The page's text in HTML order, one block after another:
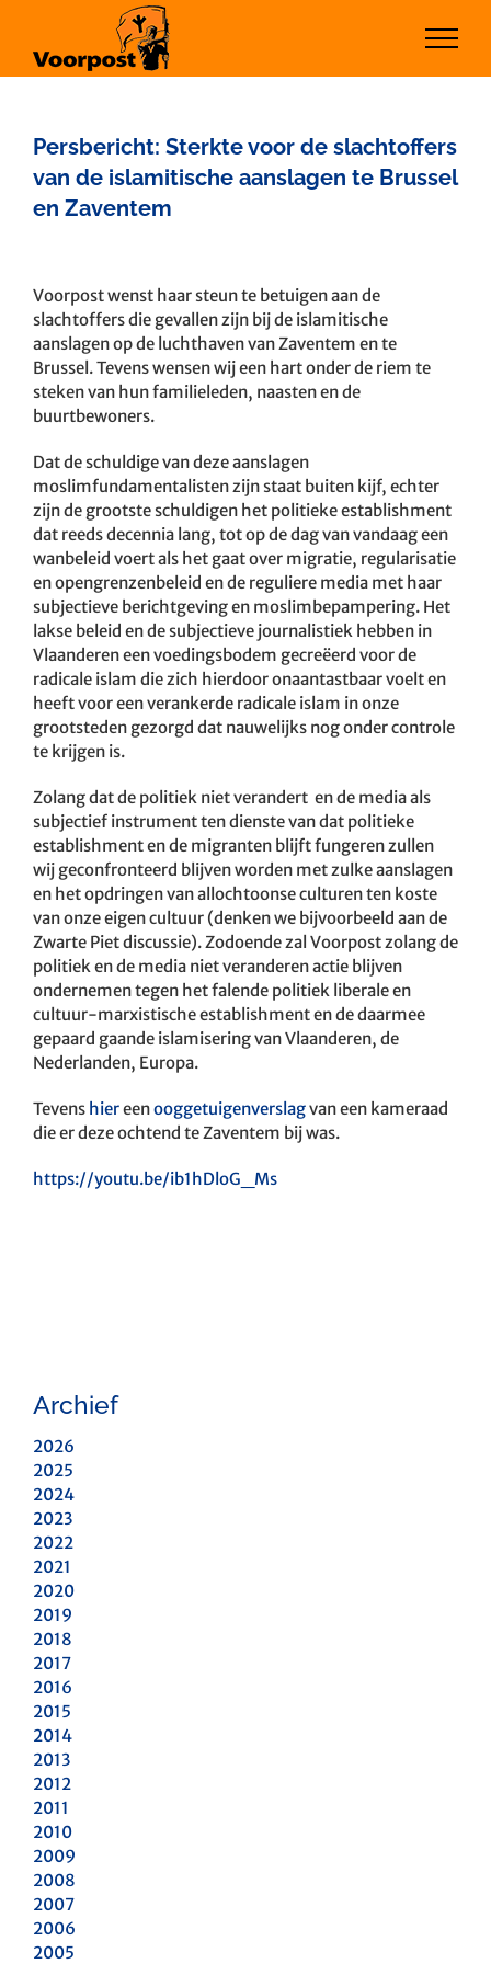
inhoud
Persbericht: Sterkte voor de slachtoffers
van de islamitische aanslagen te Brussel
en Zaventem
grotere
afbeelding
Voorpost wenst haar steun te betuigen aan de
slachtoffers die gevallen zijn bij de islamitische
aanslagen op de luchthaven van Zaventem en te
Brussel. Tevens wensen wij een hart onder de riem te
steken van hun familieleden, naasten en de
buurtbewoners.
Dat de schuldige van deze aanslagen
moslimfundamentalisten zijn staat buiten kijf, echter
zijn de grootste schuldigen het politieke establishment
dat reeds decennia lang, tot op de dag van vandaag een
wanbeleid voert als het gaat over migratie, regularisatie
en opengrenzenbeleid en de reguliere media met haar
subjectieve berichtgeving en moslimbepampering. Het
lakse beleid en de subjectieve journalistiek hebben in
Vlaanderen een voedingsbodem gecreëerd voor de
radicale islam die zich hierdoor onaantastbaar voelt en
heeft voor een verankerde radicale islam in onze
grootsteden gezorgd dat nauwelijks nog onder controle
te krijgen is.
Zolang dat de politiek niet verandert en de media als
subjectief instrument ten dienste van dat politieke
establishment en de migranten blijft fungeren zullen
wij geconfronteerd blijven worden met zulke aanslagen
en het opdringen van allochtoonse culturen ten koste
van onze eigen cultuur (denken we bijvoorbeeld aan de
Zwarte Piet discussie). Zodoende zal Voorpost zolang de
politiek en de media niet veranderen actie blijven
ondernemen tegen het falende politiek liberale en
cultuur-marxistische establishment en de daarmee
gepaard gaande islamisering van Vlaanderen, de
Nederlanden, Europa.
Tevens hiereenooggetuigenverslagvan een kameraad
die er deze ochtend te Zaventem bij was.
https://youtu.be/ib1hDloG_Ms
Archief
2026
2025
2024
2023
2022
2021
2020
2019
2018
2017
2016
2015
2014
2013
2012
2011
2010
2009
2008
2007
2006
2005